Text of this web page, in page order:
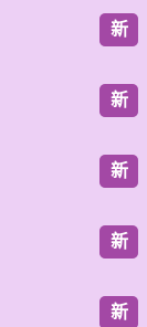
新
新
新
新
新